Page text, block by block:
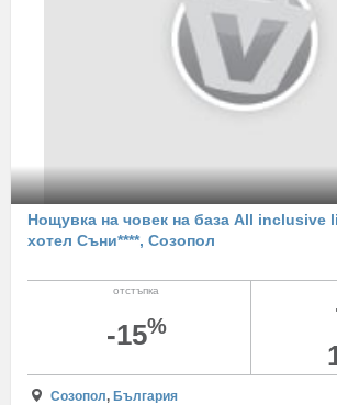
Нощувка на човек на база All inclusive
хотел Съни****, Созопол
отстъпка
-15%
Созопол, България